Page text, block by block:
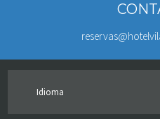
Idioma